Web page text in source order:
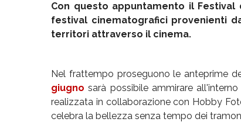
Con questo appuntamento il
festival cinematografici provenienti
territori attraverso il cinema.
Nel frattempo proseguono le anteprime
giugnosarà possibile ammirare
realizzata in collaborazione con Hobby
celebra la bellezza senza tempo dei